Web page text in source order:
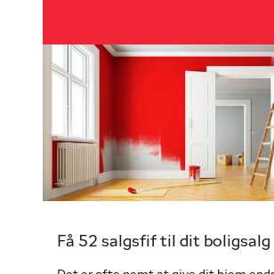
Få 52 salgsfif til dit boligsalg